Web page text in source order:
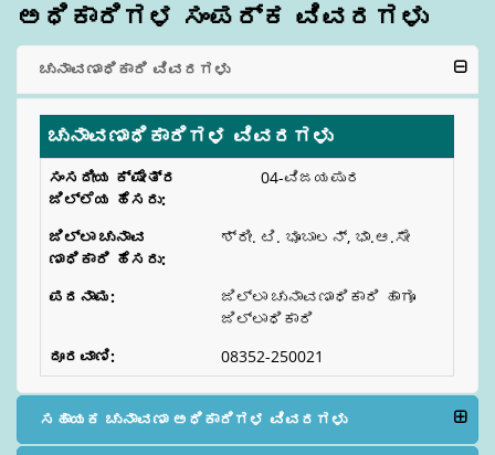
ಅಧಿಕಾರಿಗಳ ಸಂಪರ್ಕ ವಿವರಗಳು
ಚುನಾವಣಾಧಿಕಾರಿ ವಿವರಗಳು
ಚುನಾವಣಾಧಿಕಾರಿಗಳ ವಿವರಗಳು
04-ವಿಜಯಪುರ
ಶ್ರೀ. ಟಿ. ಭೂಬಾಲನ್, ಭಾ.ಆ.ಸೇ
ಜಿಲ್ಲಾ ಚುನಾವಣಾಧಿಕಾರಿ ಹಾಗೂ
ಜಿಲ್ಲಾಧಿಕಾರಿ
08352-250021
ಸಹಾಯಕ ಚುನಾವಣಾ ಅಧಿಕಾರಿಗಳ ವಿವರಗಳು